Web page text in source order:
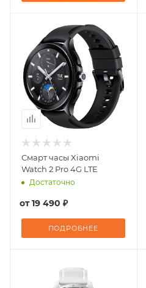
Смарт часы Xiaomi
Watch 2 Pro 4G LTE
Достаточно
от19 490 ₽
ПОДРОБНЕЕ